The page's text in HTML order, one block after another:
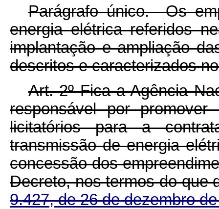
Parágrafo único. Os
energia elétrica referidos
implantação e ampliação
descritos e caracterizados
Art. 2º Fica a Agência
responsável por
licitatórios para a
transmissão de energia
concessão dos
Decreto, nos termos do que
9.427, de 26 de dezembro